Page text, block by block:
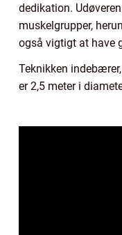
dedikation.
muskelgrupper,
også vigtigt at have
Teknikken
er 2,5 meter i